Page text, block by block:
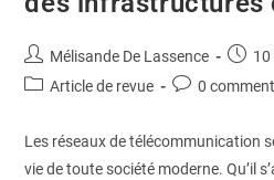
Mélisande De Lassence
Article de revue
0
Les réseaux de télécommunication
vie de toute société moderne. Qu’il